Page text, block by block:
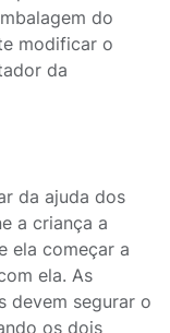
do
modificar o
da
da ajuda dos
a criança a
ela começar a
ela. As
devem segurar o
os dois